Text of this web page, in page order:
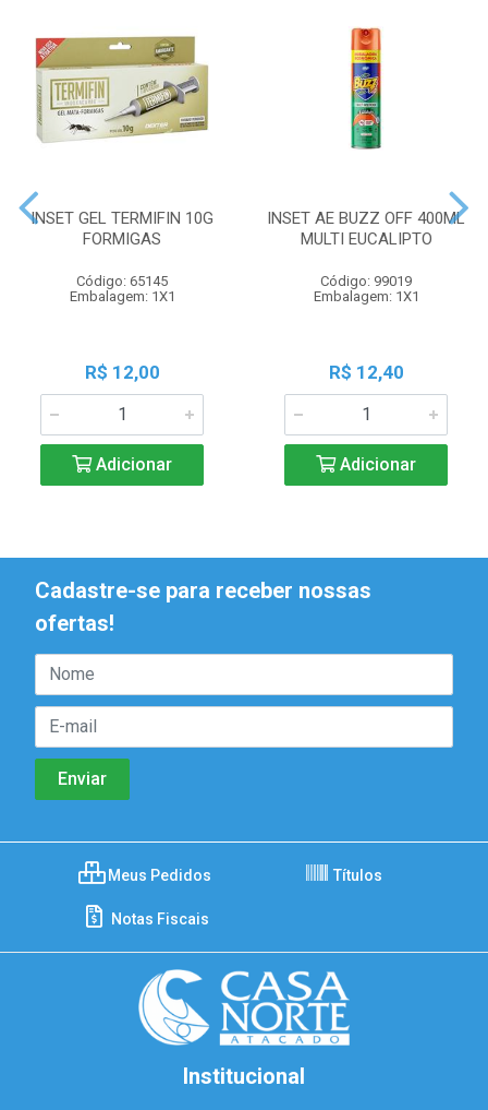
INSET GEL TERMIFIN 10G
FORMIGAS
Código: 65145
Embalagem: 1X1
R$ 12,00
Adicionar
INSET AE BUZZ OFF 400ML
MULTI EUCALIPTO
Código: 99019
Embalagem: 1X1
R$ 12,40
Adicionar
Cadastre-se para receber nossas
ofertas!
Meus Pedidos Títulos
Notas Fiscais
Institucional